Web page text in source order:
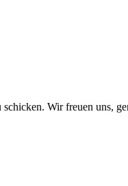
Wir freuen uns,